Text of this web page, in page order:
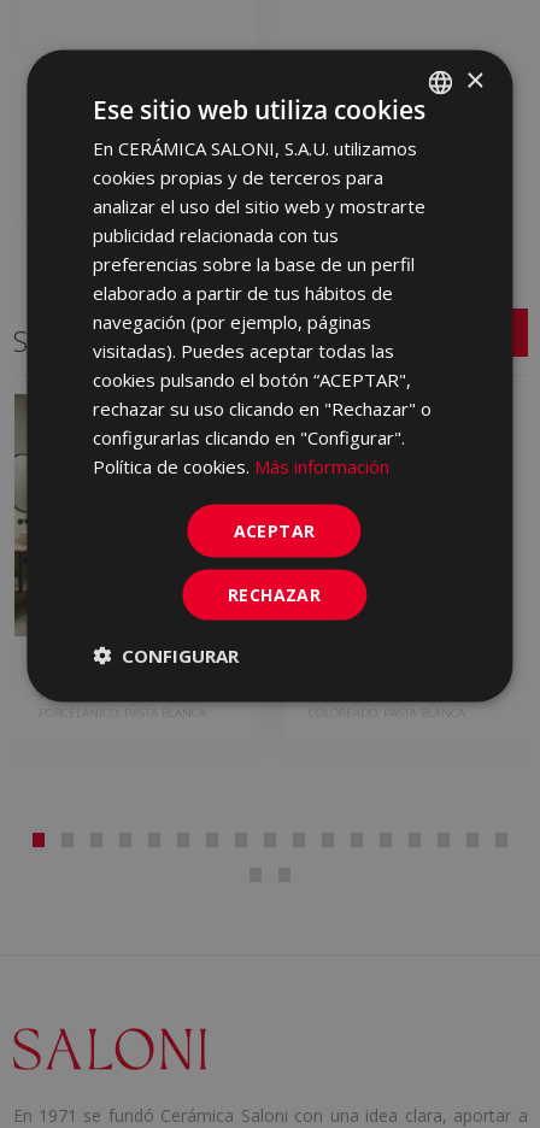
45 X 90
Añadir a favoritos
Series relacionadas
ARDESIA
PORCELANICO COLOREADO,
PORCELANICO, PASTA BLANCA
COLOREADO, PASTA BLANCA
En 1971 se fundó Cerámica Saloni con una idea clara, aportar a
SPANISH
ENGLISH
GERMAN
×
Ese sitio web utiliza cookies
En CERÁMICA SALONI, S.A.U. utilizamos
cookies propias y de terceros para
analizar el uso del sitio web y mostrarte
publicidad relacionada con tus
preferencias sobre la base de un perfil
elaborado a partir de tus hábitos de
navegación (por ejemplo, páginas
visitadas). Puedes aceptar todas las
cookies pulsando el botón “ACEPTAR",
rechazar su uso clicando en "Rechazar" o
configurarlas clicando en "Configurar".
Política de cookies. Más información
ACEPTAR
RECHAZAR
CONFIGURAR